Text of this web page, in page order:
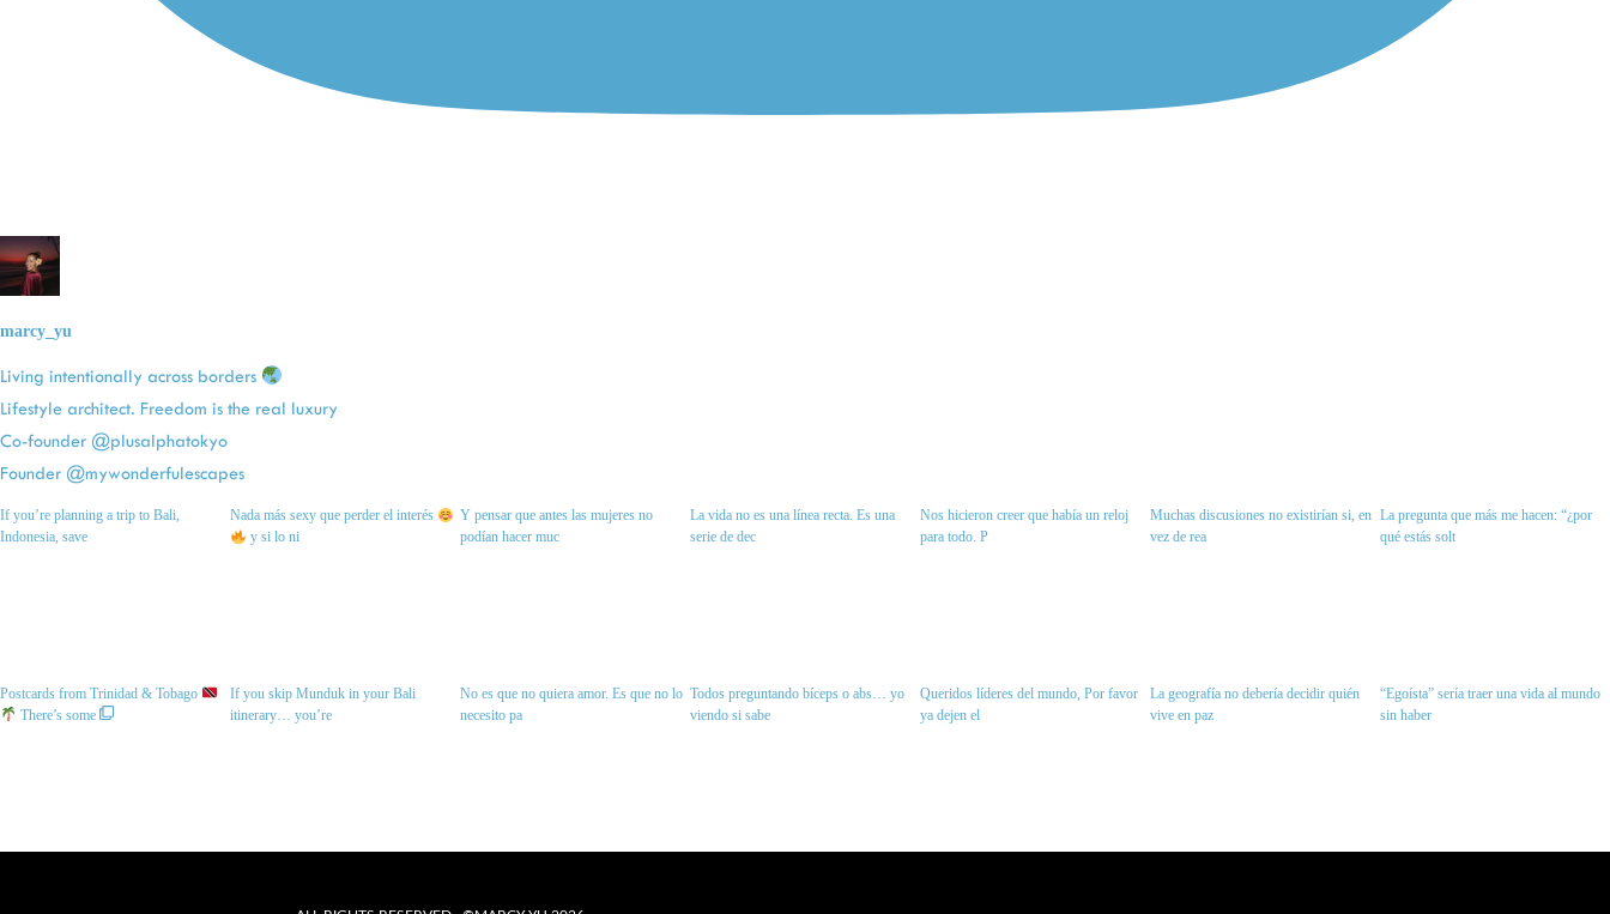
marcy_yu
Living intentionally across borders
Lifestyle architect. Freedom is the real luxury
Co-founder @plusalphatokyo
Founder @mywonderfulescapes
If you’re planning a trip to Bali,
Indonesia, save
Nada más sexy que perder el interés
y si lo ni
Y pensar que antes las mujeres no
podían hacer muc
La vida no es una línea recta. Es una
serie de dec
Nos hicieron creer que había un reloj
para todo. P
Muchas discusiones no existirían si, en
vez de rea
La pregunta que más me hacen: “¿por
qué estás solt
Postcards from Trinidad & Tobago
There’s some
If you skip Munduk in your Bali
itinerary… you’re
No es que no quiera amor. Es que no lo
necesito pa
Todos preguntando bíceps o abs… yo
viendo si sabe
Queridos líderes del mundo, Por favor
ya dejen el
La geografía no debería decidir quién
vive en paz
“Egoísta” sería traer una vida al mundo
sin haber